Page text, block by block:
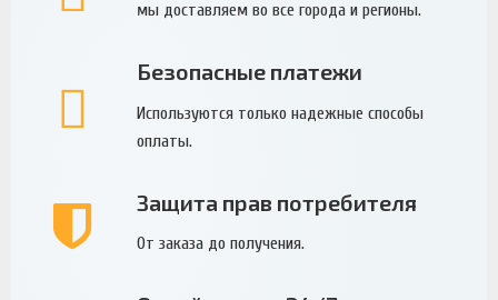
мы доставляем во все города и регионы.
Безопасные платежи
Используются только надежные способы
оплаты.
Защита прав потребителя
От заказа до получения.